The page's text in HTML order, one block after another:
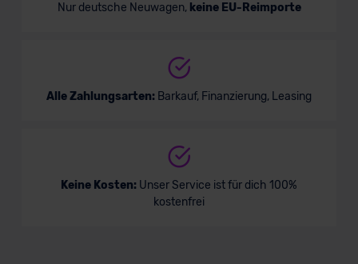
Nur deutsche Neuwagen, keine EU-Reimporte
Alle Zahlungsarten: Barkauf, Finanzierung, Leasing
Keine Kosten: Unser Service ist für dich 100%
kostenfrei